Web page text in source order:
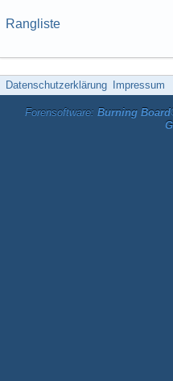
Rangliste
Datenschutzerklärung Impressum
Forensoftware: Burning